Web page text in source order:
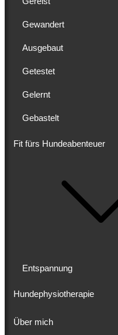
Blog
Gereist
Ausgebaut
Fit fürs Hundeabenteuer
Entspannung
Hundephysiotherapie
Gewandert
Ausgebaut
Getestet
Gelernt
Gebastelt
Fit fürs Hundeabenteuer
Entspannung
Hundephysiotherapie
Über mich